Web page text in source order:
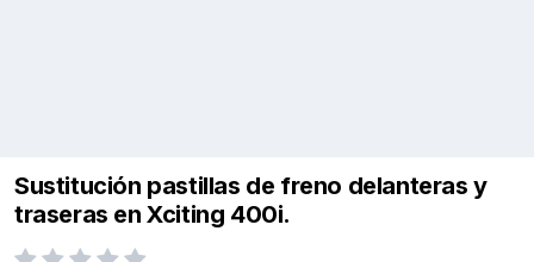
Sustitución pastillas de freno delanteras y
traseras en Xciting 400i.